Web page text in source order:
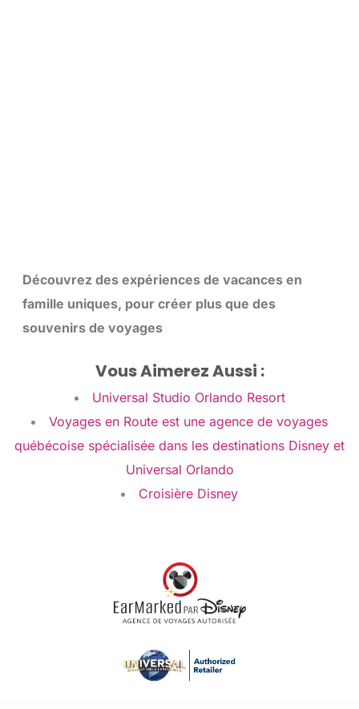
Découvrez des expériences de vacances en
famille uniques, pour créer plus que des
souvenirs de voyages
Vous Aimerez Aussi :
Universal Studio Orlando Resort
Voyages en Route est une agence de voyages
québécoise spécialisée dans les destinations Disney et
Universal Orlando
Croisière Disney